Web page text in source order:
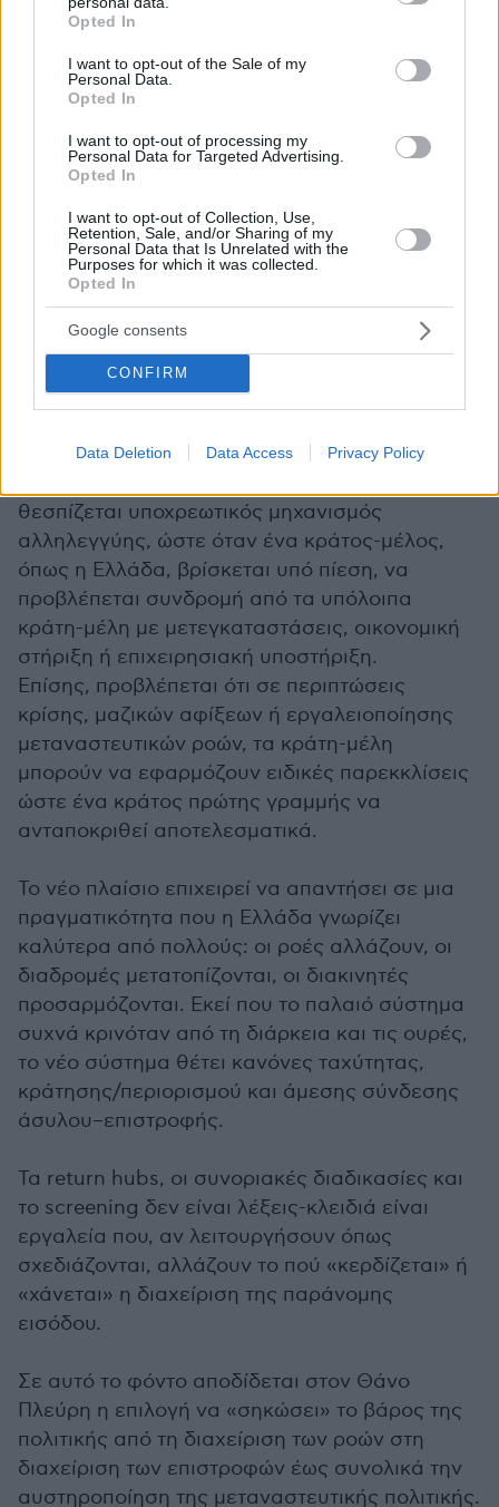
grant or deny consent to Google and its third-party tags to
use your data for below specified purposes in below Google
consent section.
Opted In
I want to opt-out of the Sale of my
Personal Data.
Opted In
I want to opt-out of processing my
Personal Data for Targeted Advertising.
Opted In
I want to opt-out of Collection, Use,
Retention, Sale, and/or Sharing of my
Personal Data that Is Unrelated with the
Purposes for which it was collected.
Opted In
Google consents
CONFIRM
Data Deletion Data Access Privacy Policy
του συστήματος είναι η πιο στενή σύνδεση της
ασύλου. Πλέον, η απόφαση επιστροφής πρέπει
να εκδίδεται είτε μαζί με την απορριπτική
απόφαση ασύλου από το ίδιο όργανο, είτε
ταυτόχρονα σε περίπτωση αρμοδιότητας άλλου
κεντρικό: «σπάει» τη μέχρι σήμερα εικόνα όπου
το άσυλο και η επιστροφή κινούνταν συχνά σε
διαφορετικούς χρόνους, δίνοντας χώρο σε
καθυστερήσεις που, στην πράξη,
λειτουργούσαν ως άτυπη παράταση
παραμονής.
αλλά και τη δεύτερη μεγάλη «γραμμή» του
θεσπίζεται υποχρεωτικός μηχανισμός
αλληλεγγύης, ώστε όταν ένα κράτος-μέλος,
όπως η Ελλάδα, βρίσκεται υπό πίεση, να
προβλέπεται συνδρομή από τα υπόλοιπα
κράτη-μέλη με μετεγκαταστάσεις, οικονομική
στήριξη ή επιχειρησιακή υποστήριξη.
Επίσης, προβλέπεται ότι σε περιπτώσεις
κρίσης, μαζικών αφίξεων ή εργαλειοποίησης
μεταναστευτικών ροών, τα κράτη-μέλη
μπορούν να εφαρμόζουν ειδικές παρεκκλίσεις
ώστε ένα κράτος πρώτης γραμμής να
ανταποκριθεί αποτελεσματικά.
Το νέο πλαίσιο επιχειρεί να απαντήσει σε μια
πραγματικότητα που η Ελλάδα γνωρίζει
καλύτερα από πολλούς: οι ροές αλλάζουν, οι
διαδρομές μετατοπίζονται, οι διακινητές
προσαρμόζονται. Εκεί που το παλαιό σύστημα
συχνά κρινόταν από τη διάρκεια και τις ουρές,
το νέο σύστημα θέτει κανόνες ταχύτητας,
κράτησης/περιορισμού και άμεσης σύνδεσης
άσυλου–επιστροφής.
Τα return hubs, οι συνοριακές διαδικασίες και
το screening δεν είναι λέξεις-κλειδιά είναι
εργαλεία που, αν λειτουργήσουν όπως
σχεδιάζονται, αλλάζουν το πού «κερδίζεται» ή
«χάνεται» η διαχείριση της παράνομης
εισόδου.
Σε αυτό το φόντο αποδίδεται στον Θάνο
Πλεύρη η επιλογή να «σηκώσει» το βάρος της
πολιτικής από τη διαχείριση των ροών στη
διαχείριση των επιστροφών έως συνολικά την
αυστηροποίηση της μεταναστευτικής πολιτικής.